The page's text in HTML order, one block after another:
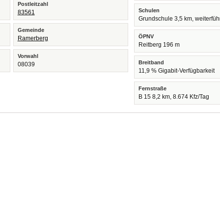
Postleitzahl
83561
Gemeinde
Ramerberg
Vorwahl
08039
Schulen
Grundschule 3,5 km,
ÖPNV
Reitberg 196 m
Breitband
11,9 % Gigabit-Verfügbarkeit
Fernstraße
B 15 8,2 km, 8.674 Kfz/Tag